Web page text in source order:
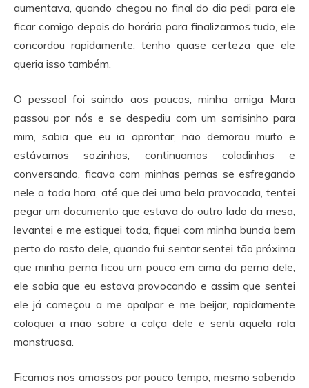
aumentava, quando chegou no final do dia pedi para ele
ficar comigo depois do horário para finalizarmos tudo, ele
concordou rapidamente, tenho quase certeza que ele
queria isso também.
O pessoal foi saindo aos poucos, minha amiga Mara
passou por nós e se despediu com um sorrisinho para
mim, sabia que eu ia aprontar, não demorou muito e
estávamos sozinhos, continuamos coladinhos e
conversando, ficava com minhas pernas se esfregando
nele a toda hora, até que dei uma bela provocada, tentei
pegar um documento que estava do outro lado da mesa,
levantei e me estiquei toda, fiquei com minha bunda bem
perto do rosto dele, quando fui sentar sentei tão próxima
que minha perna ficou um pouco em cima da perna dele,
ele sabia que eu estava provocando e assim que sentei
ele já começou a me apalpar e me beijar, rapidamente
coloquei a mão sobre a calça dele e senti aquela rola
monstruosa.
Ficamos nos amassos por pouco tempo, mesmo sabendo